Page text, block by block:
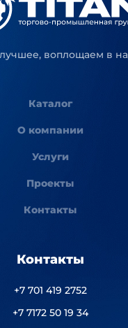
воплощаем в
Каталог
О компании
Услуги
Проекты
Контакты
Контакты
+7 701 419 2752
+7 7172 50 19 34